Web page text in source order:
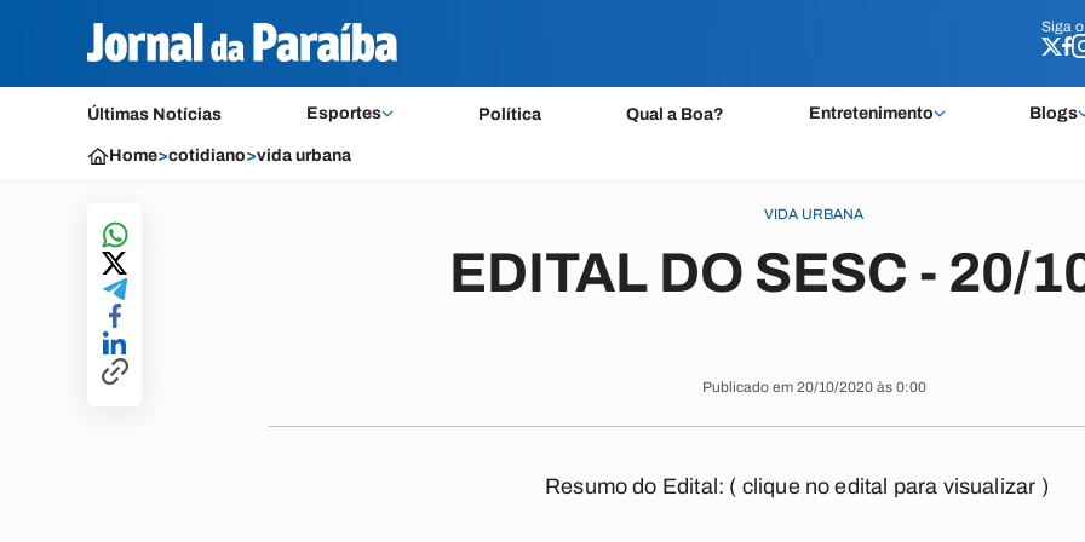
Siga o
Últimas Notícias Esportes Política Qual a Boa? Entretenimento Blogs
Siga o
Home>cotidiano>vida urbana
VIDA URBANA
EDITAL DO SESC - 20/
Publicado em 20/10/2020 às 0:00
Resumo do Edital: ( clique no edital para visualizar )